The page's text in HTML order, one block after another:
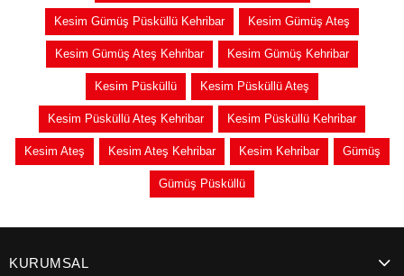
Kesim Gümüş Püsküllü Kehribar Kesim Gümüş Ateş
Kesim Gümüş Ateş Kehribar Kesim Gümüş Kehribar
Kesim Püsküllü Kesim Püsküllü Ateş
Kesim Püsküllü Ateş Kehribar Kesim Püsküllü Kehribar
Kesim Ateş Kesim Ateş Kehribar Kesim Kehribar Gümüş
Gümüş Püsküllü
KURUMSAL